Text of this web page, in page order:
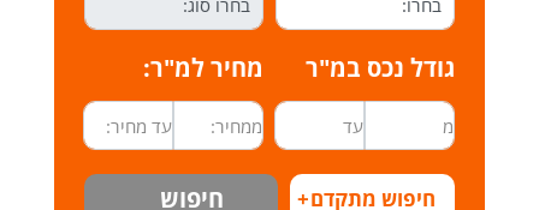
גודל נכס במ"ר מחיר למ"ר:
חיפוש מתקדם+ חיפוש